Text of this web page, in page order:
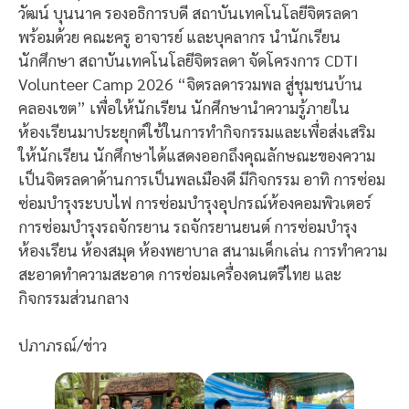
วัฒน์ บุนนาค รองอธิการบดี สถาบันเทคโนโลยีจิตรลดา
พร้อมด้วย คณะครู อาจารย์ และบุคลากร นำนักเรียน
นักศึกษา สถาบันเทคโนโลยีจิตรลดา จัดโครงการ CDTI
Volunteer Camp 2026 “จิตรลดารวมพล สู่ชุมชนบ้าน
คลองเขต” เพื่อให้นักเรียน นักศึกษานำความรู้ภายใน
ห้องเรียนมาประยุกต์ใช้ในการทำกิจกรรมและเพื่อส่งเสริม
ให้นักเรียน นักศึกษาได้แสดงออกถึงคุณลักษณะของความ
เป็นจิตรลดาด้านการเป็นพลเมืองดี มีกิจกรรม อาทิ การซ่อม
ซ่อมบำรุงระบบไฟ การซ่อมบำรุงอุปกรณ์ห้องคอมพิวเตอร์
การซ่อมบำรุงรถจักรยาน รถจักรยานยนต์ การซ่อมบำรุง
ห้องเรียน ห้องสมุด ห้องพยาบาล สนามเด็กเล่น การทำความ
สะอาดทำความสะอาด การซ่อมเครื่องดนตรีไทย และ
กิจกรรมส่วนกลาง
ปภาภรณ์/ข่าว